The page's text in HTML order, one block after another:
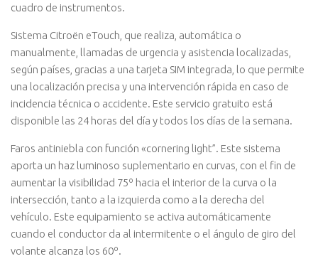
cuadro de instrumentos.
Sistema Citroën eTouch, que realiza, automática o
manualmente, llamadas de urgencia y asistencia localizadas,
según países, gracias a una tarjeta SIM integrada, lo que permite
una localización precisa y una intervención rápida en caso de
incidencia técnica o accidente. Este servicio gratuito está
disponible las 24 horas del día y todos los días de la semana.
Faros antiniebla con función «cornering light”. Este sistema
aporta un haz luminoso suplementario en curvas, con el fin de
aumentar la visibilidad 75º hacia el interior de la curva o la
intersección, tanto a la izquierda como a la derecha del
vehículo. Este equipamiento se activa automáticamente
cuando el conductor da al intermitente o el ángulo de giro del
volante alcanza los 60º.